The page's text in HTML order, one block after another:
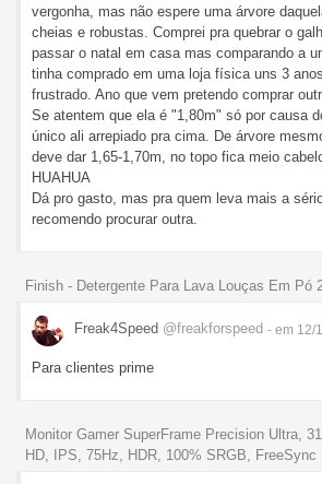
vergonha, mas não espere uma árvore
cheias e robustas. Comprei pra quebrar o
passar o natal em casa mas comparando a
tinha comprado em uma loja física uns 3
frustrado. Ano que vem pretendo comprar
Se atentem que ela é "1,80m" só por causa
único ali arrepiado pra cima. De árvore
deve dar 1,65-1,70m, no topo fica meio
HUAHUA
Dá pro gasto, mas pra quem leva mais a
recomendo procurar outra.
Finish - Detergente Para Lava Louças Em Pó
Freak4Speed @freakforspeed - em 12/
Para clientes prime
Monitor Gamer SuperFrame Precision Ultra,
HD, IPS, 75Hz, HDR, 100% SRGB, FreeSync